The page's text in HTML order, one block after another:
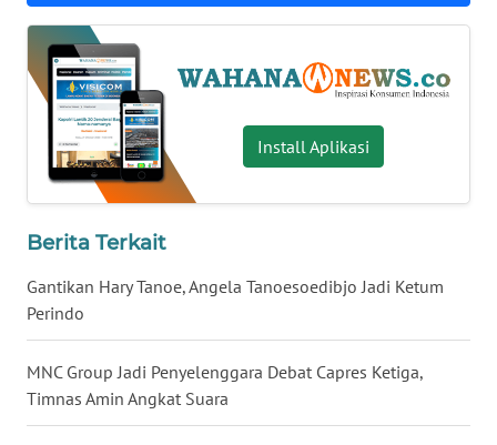
Install Aplikasi
Berita Terkait
Gantikan Hary Tanoe, Angela Tanoesoedibjo Jadi Ketum
Perindo
MNC Group Jadi Penyelenggara Debat Capres Ketiga,
Timnas Amin Angkat Suara
WN
BABEL
WN
SUMBAR
LAMPUNG